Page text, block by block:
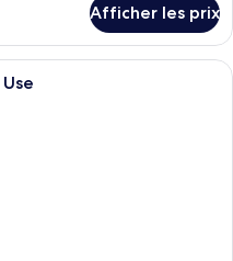
Afficher les prix
chambre d’hôtel avec un grand